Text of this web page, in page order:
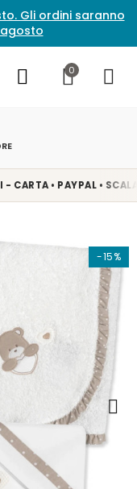
Gli ordini saranno
0
• PAYPAL • SCALAPAY
-15%